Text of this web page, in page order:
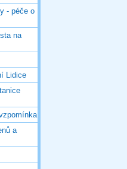
- péče o
na
Lidice
a